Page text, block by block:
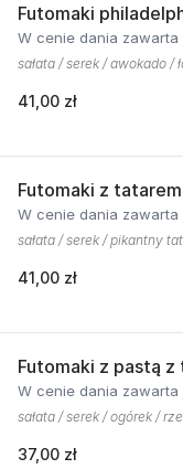
Futomaki
W cenie dania
sałata / serek / awokado /
41,00 zł
Futomaki z tatarem
W cenie dania
sałata / serek / pikantny
41,00 zł
Futomaki z pastą z
W cenie dania
sałata / serek / ogórek /
37,00 zł